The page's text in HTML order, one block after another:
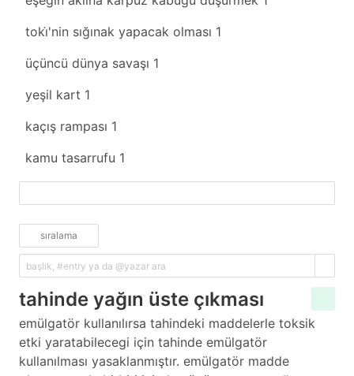
toki̇'nin sığınak yapacak olması 1
üçüncü dünya savaşı 1
yeşil kart 1
kaçış rampası 1
kamu tasarrufu 1
sıralama
tahinde yağın üste çıkması
emülgatör kullanılırsa tahindeki maddelerle toksik
etki yaratabilecegi için tahinde emülgatör
kullanılması yasaklanmıştır. emülgatör madde